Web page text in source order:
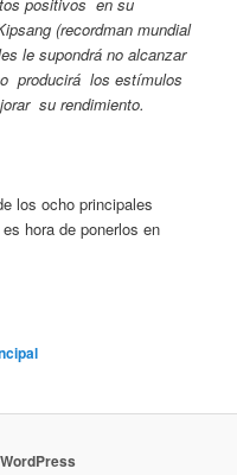
(recordman mundial
le supondrá no alcanzar
producirá los estímulos
su rendimiento.
los ocho principales
hora de ponerlos en